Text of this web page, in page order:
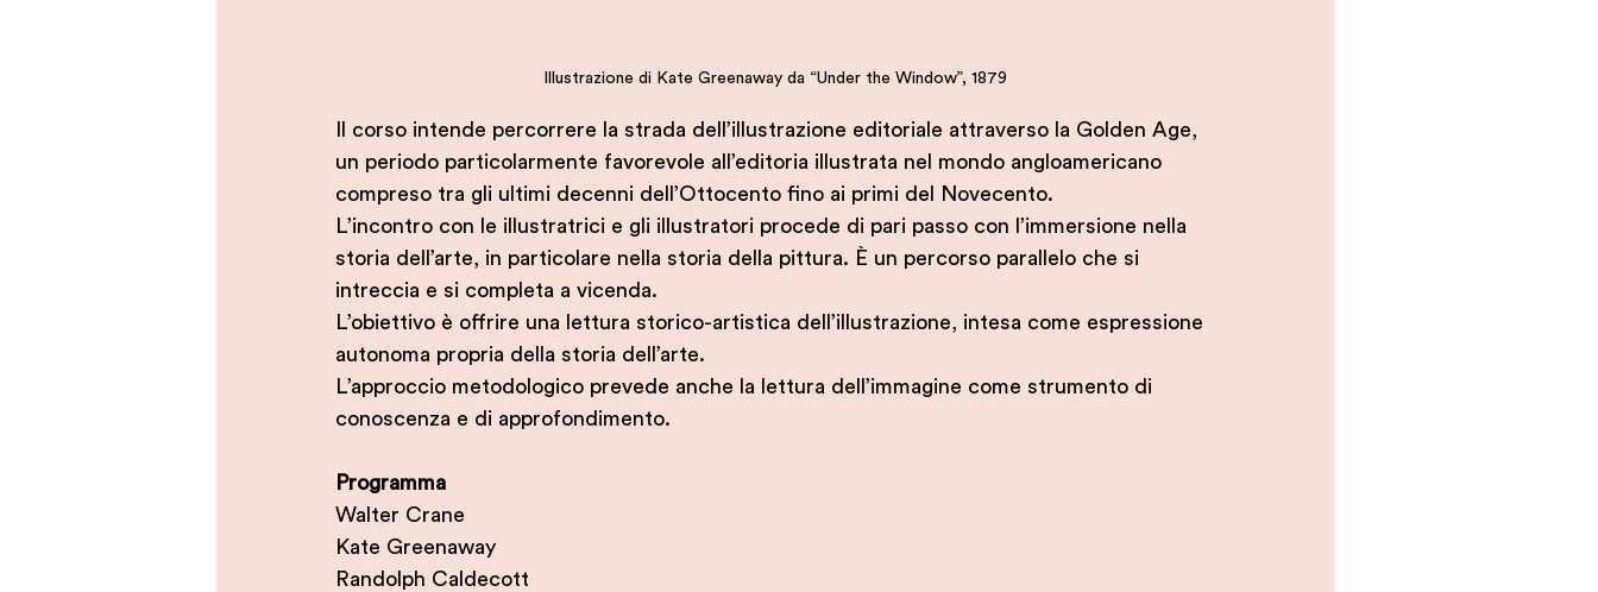
Illustrazione di Kate Greenaway da “Under the Window”, 1879
Il corso intende percorrere la strada dell’illustrazione editoriale attraverso la Golden Age,
un periodo particolarmente favorevole all’editoria illustrata nel mondo angloamericano
compreso tra gli ultimi decenni dell’Ottocento fino ai primi del Novecento.
L’incontro con le illustratrici e gli illustratori procede di pari passo con l’immersione nella
storia dell’arte, in particolare nella storia della pittura. È un percorso parallelo che si
intreccia e si completa a vicenda.
L’obiettivo è offrire una lettura storico-artistica dell’illustrazione, intesa come espressione
autonoma propria della storia dell’arte.
L’approccio metodologico prevede anche la lettura dell’immagine come strumento di
conoscenza e di approfondimento.
Programma
Walter Crane
Kate Greenaway
Randolph Caldecott